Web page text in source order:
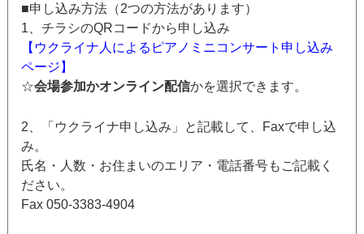
■申し込み方法（2つの方法があります）
1、チラシのQRコードから申し込み
【ウクライナ人によるピアノミニコンサート申し込み
ページ】
☆会場参加かオンライン配信かを選択できます。
2、「ウクライナ申し込み」と記載して、Faxで申し込
み。
氏名・人数・お住まいのエリア・電話番号もご記載く
ださい。
Fax 050-3383-4904